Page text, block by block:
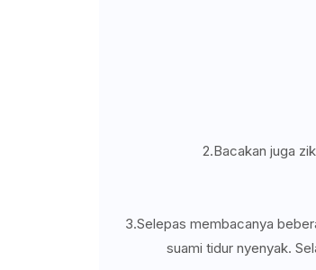
2.Bacakan juga
3.Selepas membacanya
suami tidur nyenyak.